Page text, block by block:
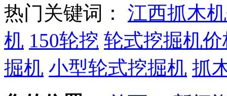
热门关键词： 江西抓木
机 150轮挖 轮式挖掘机
掘机 小型轮式挖掘机 抓